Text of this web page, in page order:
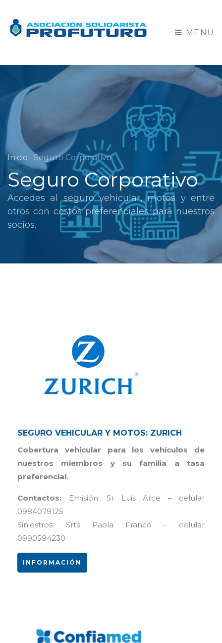
MENU
Inicio Seguro Corporativo
Seguro Corporativo
Accedes al seguro vehicular, motos y entre
otros con costos preferenciales para nuestros
socios.
SEGURO VEHICULAR Y MOTOS: ZURICH
Cobertura vehicular para los vehículos de
nuestros miembros y su familia a tasa
preferencial.
Contactos: Emisión: Sr Luis Arce – celular
0984079125
Siniestros: Srta Paola Franco – celular
0990594230
INFORMACIÓN